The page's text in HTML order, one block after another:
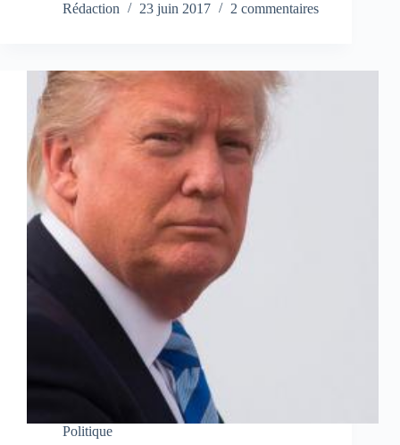
Rédaction
23 juin 2017 2 commentaires
Politique